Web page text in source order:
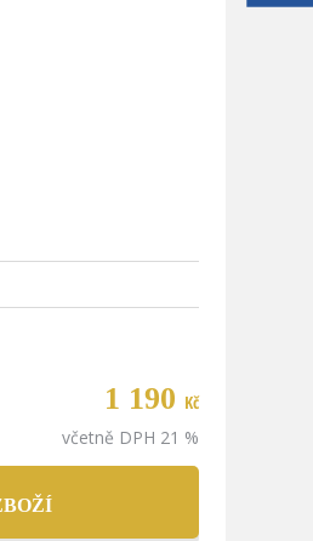
1 190 Kč
včetně DPH 21 %